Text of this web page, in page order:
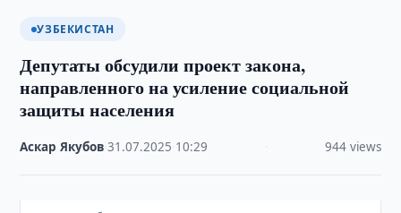
УЗБЕКИСТАН
Депутаты обсудили проект закона,
направленного на усиление социальной
защиты населения
Аскар Якубов ·31.07.2025 10:29 944 views